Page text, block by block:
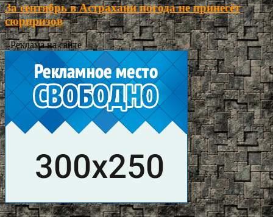
За сентябрь в Астрахани погода не принесёт
сюрпризов
- Реклама на сайте -